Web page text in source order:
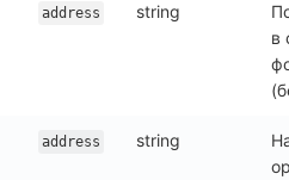
address string
в
address string